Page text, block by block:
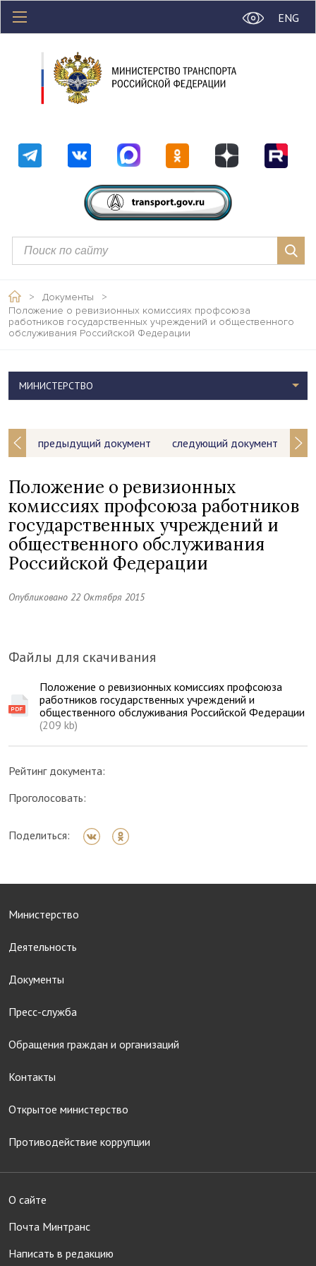
ENG
> Документы
>
Положение о ревизионных комиссиях профсоюза
работников государственных учреждений и общественного
обслуживания Российской Федерации
предыдущий документ следующий документ
Положение о ревизионных
комиссиях профсоюза работников
государственных учреждений и
общественного обслуживания
Российской Федерации
Опубликовано 22 Октября 2015
Файлы для скачивания
Положение о ревизионных комиссиях профсоюза
работников государственных учреждений и
общественного обслуживания Российской Федерации
(209 kb)
Рейтинг документа:
Проголосовать:
Поделиться:
МИНИСТЕРСТВО
Министерство
Деятельность
Документы
Пресс-служба
Обращения граждан и организаций
Контакты
Открытое министерство
Противодействие коррупции
О сайте
Почта Минтранс
Написать в редакцию